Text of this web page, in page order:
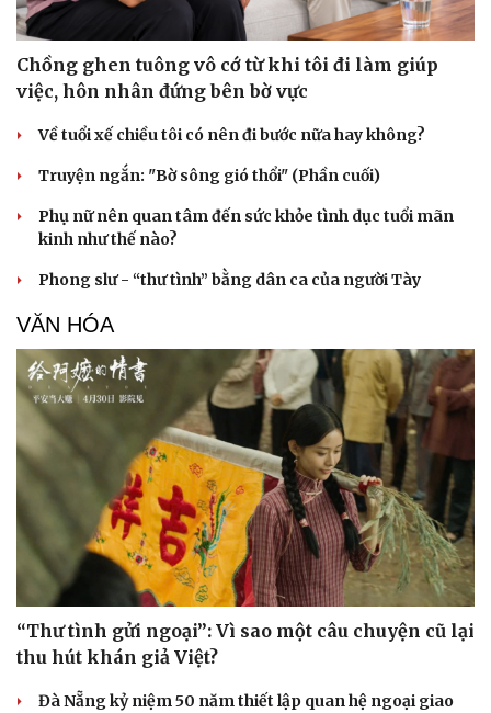
Nhi khoa
Nam khoa
Làm đẹp - giảm cân
Phòng mạch online
Ăn sạch sống khỏe
Chồng ghen tuông vô cớ từ khi tôi đi làm giúp
việc, hôn nhân đứng bên bờ vực
Về tuổi xế chiều tôi có nên đi bước nữa hay không?
Truyện ngắn: "Bờ sông gió thổi" (Phần cuối)
Phụ nữ nên quan tâm đến sức khỏe tình dục tuổi mãn
kinh như thế nào?
Phong slư - “thư tình” bằng dân ca của người Tày
VĂN HÓA
“Thư tình gửi ngoại”: Vì sao một câu chuyện cũ lại
thu hút khán giả Việt?
Đà Nẵng kỷ niệm 50 năm thiết lập quan hệ ngoại giao